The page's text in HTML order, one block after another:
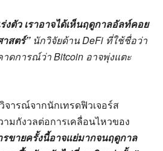
งตัว เราอาจได้เห็นฤดูกาลอัลท์คอย
สตร์”นักวิจัยด้าน DeFi ที่ใช้ชื่อว่า
ดการณ์ว่า Bitcoin อาจพุ่งแตะ
จารณ์จากนักเทรดฟิวเจอร์ส
มกังวลต่อการเคลื่อนไหวของ
รขายครั้งนี้อาจแย่มากจนฤดูกาล